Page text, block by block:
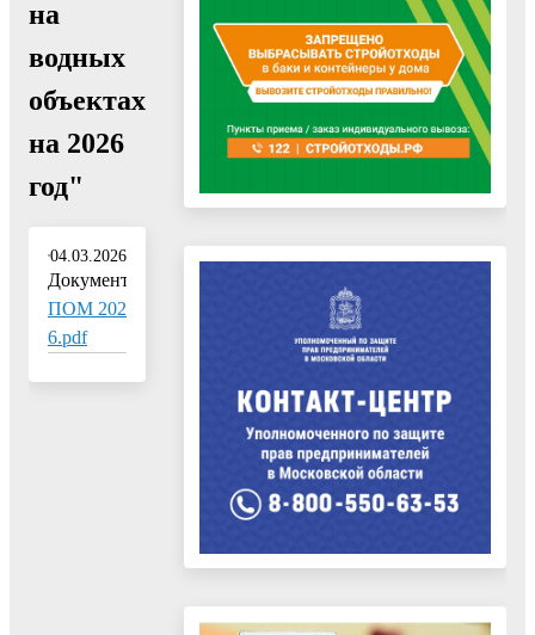
на
водных
объектах
на 2026
год"
04.03.2026
Документ:
ПОМ 202
6.pdf